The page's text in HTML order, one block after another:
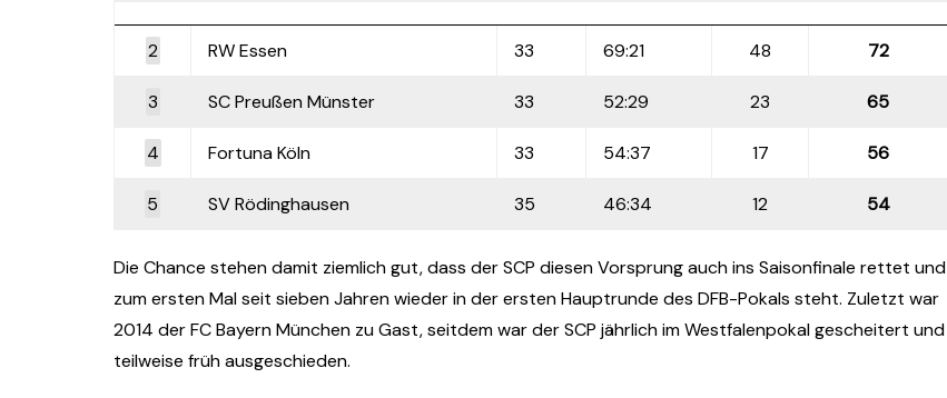
2 RW Essen 33 69:21 48 72
3 SC Preußen Münster 33 52:29 23 65
4 Fortuna Köln 33 54:37 17 56
5 SV Rödinghausen 35 46:34 12 54
Die Chance stehen damit ziemlich gut, dass der SCP diesen Vorsprung auch ins Saisonfinale rettet und
zum ersten Mal seit sieben Jahren wieder in der ersten Hauptrunde des DFB-Pokals steht. Zuletzt war
2014 der FC Bayern München zu Gast, seitdem war der SCP jährlich im Westfalenpokal gescheitert und
teilweise früh ausgeschieden.